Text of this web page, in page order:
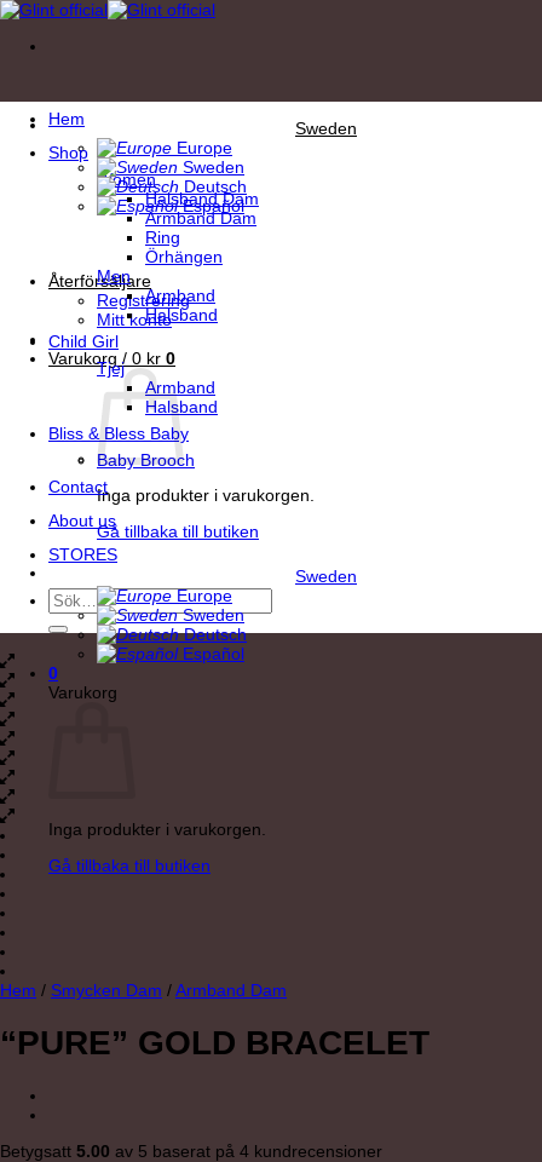
Skip
content
Sweden
Europe
Sweden
Deutsch
Español
Återförsäljare
Registrering
Mitt konto
Varukorg / 0 kr 0
Inga produkter i varukorgen.
Gå tillbaka till butiken
Sweden
Europe
Sweden
Deutsch
Español
0
Varukorg
Inga produkter i varukorgen.
Gå tillbaka till butiken
Hem
Shop
Women
Halsband Dam
Armband Dam
Ring
Örhängen
Men
Armband
Halsband
Child Girl
Tjej
Armband
Halsband
Bliss & Bless Baby
Baby Brooch
Contact
About us
STORES
Sök
efter:
Hem / Smycken Dam /Armband Dam
“PURE” GOLD BRACELET
Betygsatt 5.00 av 5 baserat på 4 kundrecensioner